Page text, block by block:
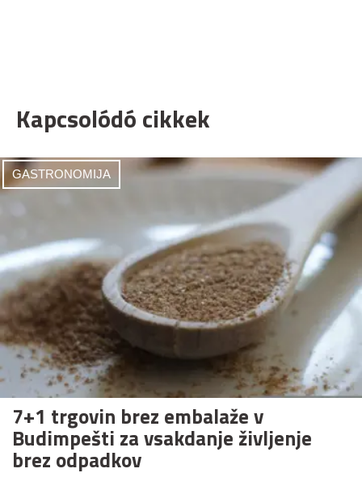
Kapcsolódó cikkek
GASTRONOMIJA
7+1 trgovin brez embalaže v
Budimpešti za vsakdanje življenje
brez odpadkov